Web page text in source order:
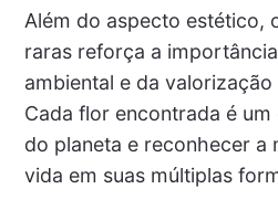
Além do aspecto estético,
raras reforça a
ambiental e da
Cada flor encontrada é
do planeta e reconhecer a
vida em suas múltiplas